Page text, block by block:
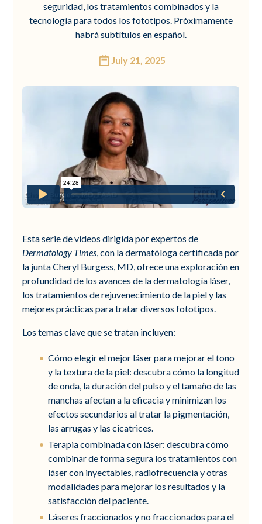
seguridad, los tratamientos combinados y la
tecnología para todos los fototipos. Próximamente
habrá subtítulos en español.
July 21, 2025
Esta serie de vídeos dirigida por expertos de
Dermatology Times , con la dermatóloga certificada por
la junta Cheryl Burgess, MD, ofrece una exploración en
profundidad de los avances de la dermatología láser,
los tratamientos de rejuvenecimiento de la piel y las
mejores prácticas para tratar diversos fototipos.
Los temas clave que se tratan incluyen:
Cómo elegir el mejor láser para mejorar el tono
y la textura de la piel: descubra cómo la longitud
de onda, la duración del pulso y el tamaño de las
manchas afectan a la eficacia y minimizan los
efectos secundarios al tratar la pigmentación,
las arrugas y las cicatrices.
Terapia combinada con láser: descubra cómo
combinar de forma segura los tratamientos con
láser con inyectables, radiofrecuencia y otras
modalidades para mejorar los resultados y la
satisfacción del paciente.
Láseres fraccionados y no fraccionados para el